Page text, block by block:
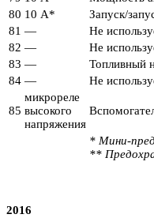
80 10 А*
Запуск/
81 —
Не
82 —
Не
83 —
Топливный
84 — Не
85
микрореле
высокого
напряжения
* Мини-
**
2016